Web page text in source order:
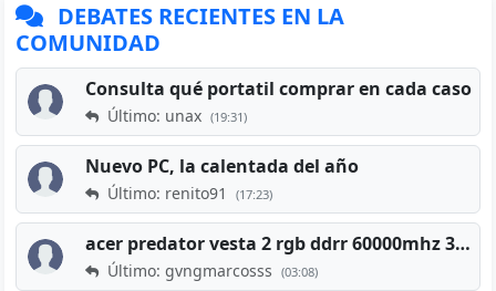
DEBATES RECIENTES EN LA
COMUNIDAD
Consulta qué portatil comprar en cada caso
Último: unax (19:31)
Nuevo PC, la calentada del año
Último: renito91 (17:23)
acer predator vesta 2 rgb ddrr 60000mhz 32gb x2 16gb
Último: gvngmarcosss (03:08)